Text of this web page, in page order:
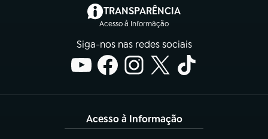
TRANSPARÊNCIA
Acesso à Informação
(abre em nova aba)
Siga-nos nas redes sociais
Acesso à Informação